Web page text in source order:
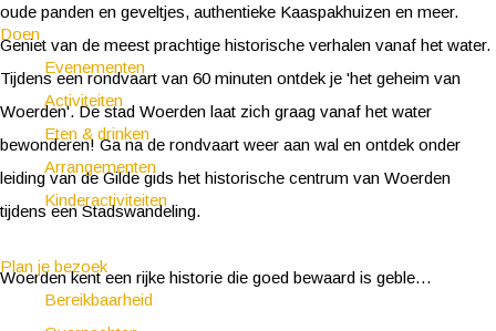
Doen
Evenementen
Activiteiten
Eten & drinken
Arrangementen
Kinderactiviteiten
Plan je bezoek
Bereikbaarheid
oude panden en geveltjes, authentieke Kaaspakhuizen en meer.
Geniet van de meest prachtige historische verhalen vanaf het water.
Tijdens een rondvaart van 60 minuten ontdek je 'het geheim van
Woerden'. De stad Woerden laat zich graag vanaf het water
bewonderen! Ga na de rondvaart weer aan wal en ontdek onder
leiding van de Gilde gids het historische centrum van Woerden
tijdens een Stadswandeling.
Woerden kent een rijke historie die goed bewaard is geble…